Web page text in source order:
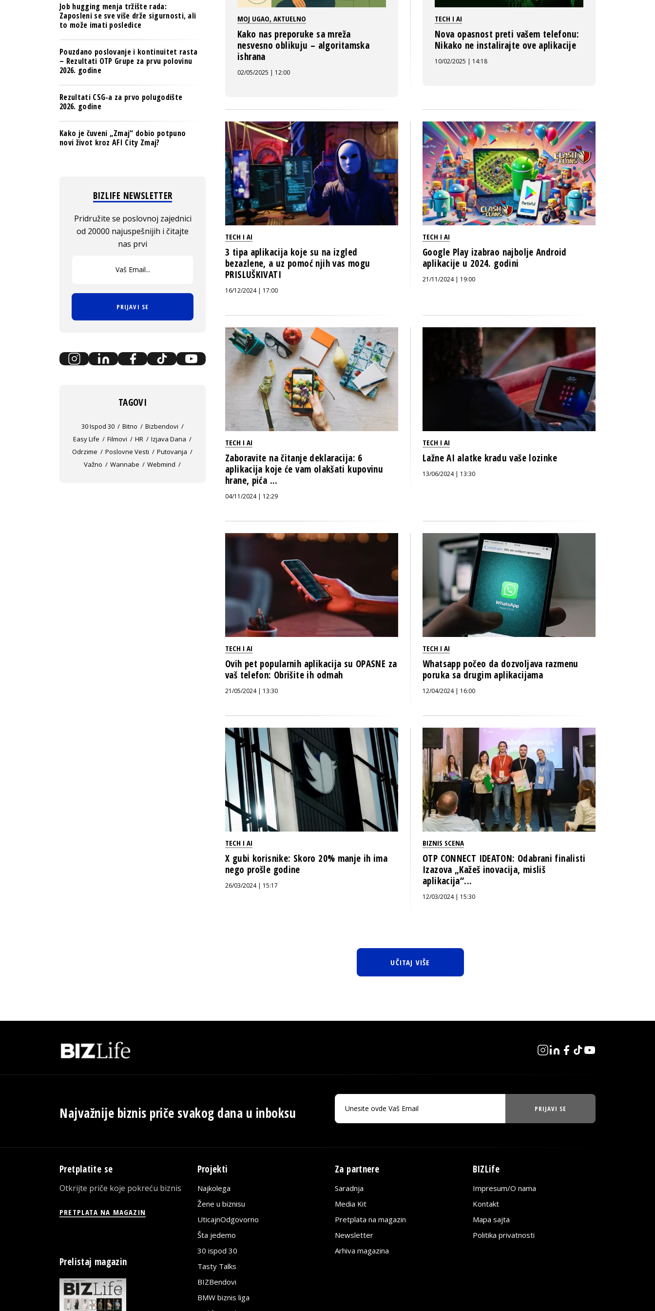
MOJ UGAO, AKTUELNO
Kako nas preporuke sa mreža
nesvesno oblikuju – algoritamska
ishrana
02/05/2025 | 12:00
TECH I AI
Nova opasnost preti vašem telefonu:
Nikako ne instalirajte ove aplikacije
10/02/2025 | 14:18
TECH I AI
3 tipa aplikacija koje su na izgled
bezazlene, a uz pomoć njih vas mogu
PRISLUŠKIVATI
16/12/2024 | 17:00
TECH I AI
Google Play izabrao najbolje Android
aplikacije u 2024. godini
21/11/2024 | 19:00
TECH I AI
Zaboravite na čitanje deklaracija: 6
aplikacija koje će vam olakšati kupovinu
hrane, pića ...
04/11/2024 | 12:29
TECH I AI
Lažne AI alatke kradu vaše lozinke
13/06/2024 | 13:30
TECH I AI
Ovih pet popularnih aplikacija su OPASNE za
vaš telefon: Obrišite ih odmah
21/05/2024 | 13:30
TECH I AI
Whatsapp počeo da dozvoljava razmenu
poruka sa drugim aplikacijama
12/04/2024 | 16:00
TECH I AI
X gubi korisnike: Skoro 20% manje ih ima
nego prošle godine
26/03/2024 | 15:17
BIZNIS SCENA
OTP CONNECT IDEATON: Odabrani finalisti
Izazova „Kažeš inovacija, misliš
aplikacija“...
12/03/2024 | 15:30
UČITAJ VIŠE
Job hugging menja tržište rada:
Zaposleni se sve više drže sigurnosti, ali
to može imati posledice
Pouzdano poslovanje i kontinuitet rasta
– Rezultati OTP Grupe za prvu polovinu
2026. godine
Rezultati CSG-a za prvo polugodište
2026. godine
Kako je čuveni „Zmaj“ dobio potpuno
novi život kroz AFI City Zmaj?
BIZLIFE NEWSLETTER
Pridružite se poslovnoj zajednici
od 20000 najuspešnijih i čitajte
nas prvi
PRIJAVI SE
TAGOVI
30 Ispod 30 Bitno
Bizbendovi
Easy Life
Filmovi HR
Izjava Dana
Odrzime
Poslovne Vesti
Putovanja
Važno
Wannabe Webmind
Najvažnije biznis priče svakog dana u inboksu PRIJAVI SE
Pretplatite se
Otkrijte priče koje pokreću biznis
PRETPLATA NA MAGAZIN
Prelistaj magazin
Projekti
Najkolega
Žene u biznisu
UticajnOdgovorno
Šta jedemo
30 ispod 30
Tasty Talks
BIZBendovi
BMW biznis liga
Za partnere
Saradnja
Media Kit
Pretplata na magazin
Newsletter
Arhiva magazina
BIZLife
Impresum/O nama
Kontakt
Mapa sajta
Politika privatnosti